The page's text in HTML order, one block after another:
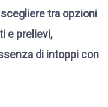
tra opzioni
e prelievi,
di intoppi con